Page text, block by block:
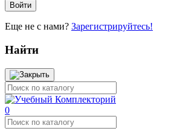
Еще не с нами? Зарегистрируйтесь!
Найти
0